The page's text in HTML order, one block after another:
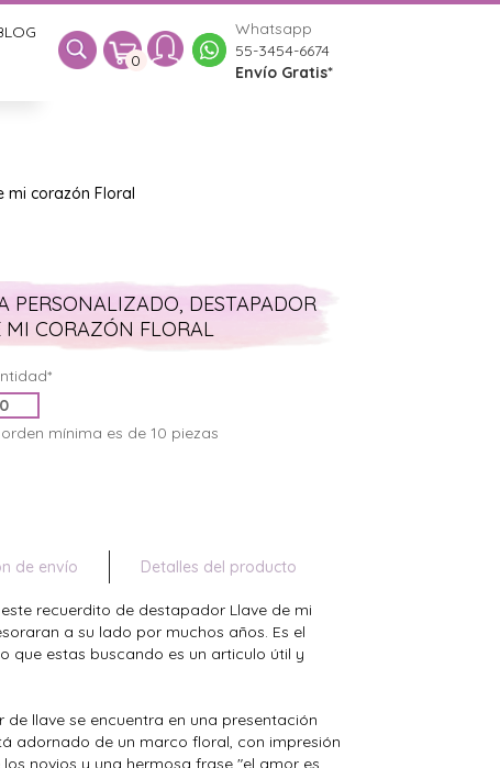
0
Whatsapp
55-3454-6674
Envío Gratis*
mi corazón Floral
PERSONALIZADO, DESTAPADOR
MI CORAZÓN FLORAL
mínima es de 10 piezas
de envío Detalles del producto
recuerdito de destapador Llave de mi
a su lado por muchos años. Es el
que estas buscando es un articulo útil y
llave se encuentra en una presentación
adornado de un marco floral, con impresión
novios y una hermosa frase "el amor es